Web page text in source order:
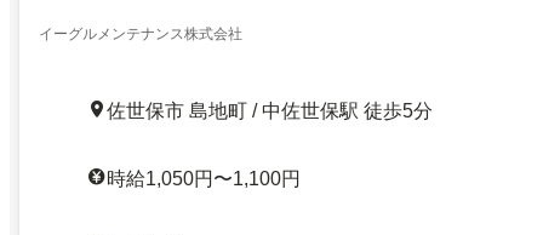
イーグルメンテナンス株式会社
佐世保市 島地町 / 中佐世保駅 徒歩5分
時給1,050円〜1,100円